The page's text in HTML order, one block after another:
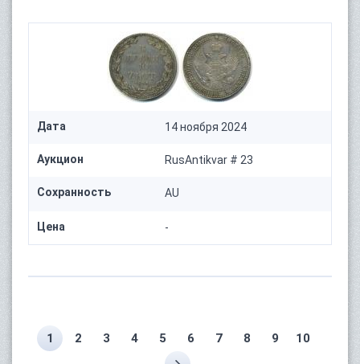
Дата 14 ноября 2024
Аукцион RusAntikvar # 23
Сохранность AU
Цена -
1 2 3 4 5 6 7 8 9 10